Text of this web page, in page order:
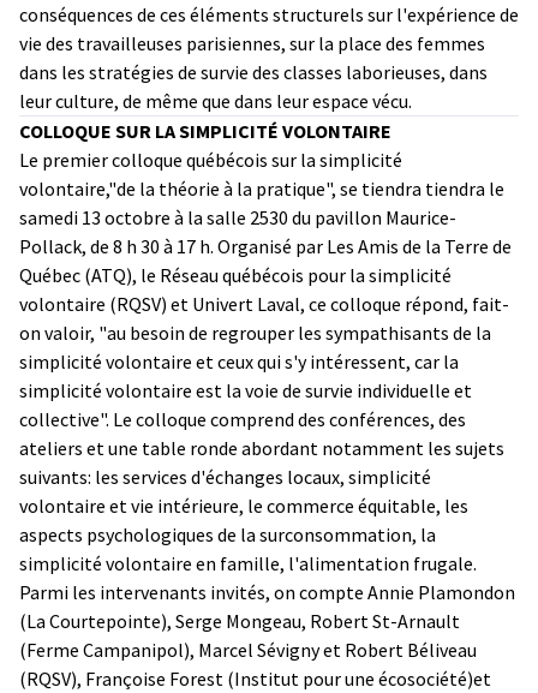
conséquences de ces éléments structurels sur l'expérience de
vie des travailleuses parisiennes, sur la place des femmes
dans les stratégies de survie des classes laborieuses, dans
leur culture, de même que dans leur espace vécu.
COLLOQUE SUR LA SIMPLICITÉ VOLONTAIRE
Le premier colloque québécois sur la simplicité
volontaire,"de la théorie à la pratique", se tiendra tiendra le
samedi 13 octobre à la salle 2530 du pavillon Maurice-
Pollack, de 8 h 30 à 17 h. Organisé par Les Amis de la Terre de
Québec (ATQ), le Réseau québécois pour la simplicité
volontaire (RQSV) et Univert Laval, ce colloque répond, fait-
on valoir, "au besoin de regrouper les sympathisants de la
simplicité volontaire et ceux qui s'y intéressent, car la
simplicité volontaire est la voie de survie individuelle et
collective". Le colloque comprend des conférences, des
ateliers et une table ronde abordant notamment les sujets
suivants: les services d'échanges locaux, simplicité
volontaire et vie intérieure, le commerce équitable, les
aspects psychologiques de la surconsommation, la
simplicité volontaire en famille, l'alimentation frugale.
Parmi les intervenants invités, on compte Annie Plamondon
(La Courtepointe), Serge Mongeau, Robert St-Arnault
(Ferme Campanipol), Marcel Sévigny et Robert Béliveau
(RQSV), Françoise Forest (Institut pour une écosociété)et